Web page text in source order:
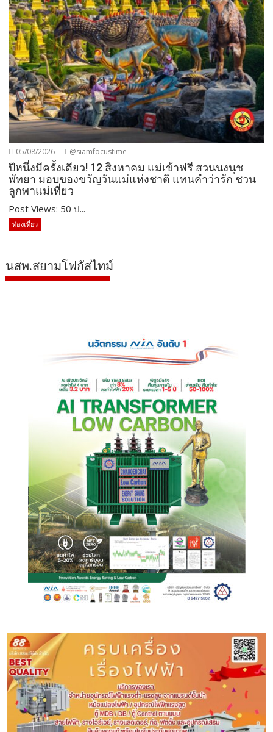
05/08/2026 @siamfocustime
ปีหนึ่งมีครั้งเดียว! 12 สิงหาคม แม่เข้าฟรี สวนนงนุช
พัทยา มอบของขวัญวันแม่แห่งชาติ แทนคำว่ารัก ชวน
ลูกพาแม่เที่ยว
Post Views: 50 ป...
ท่องเที่ยว
นสพ.สยามโฟกัสไทม์